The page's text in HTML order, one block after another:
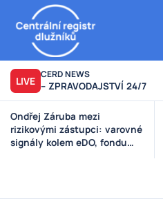
LIVE CERD NEWS
– ZPRAVODAJSTVÍ 24/7
Asociace držitelů dluhopisů
vyzve vládu ke zpřísnění
pravidel pro emise a správu